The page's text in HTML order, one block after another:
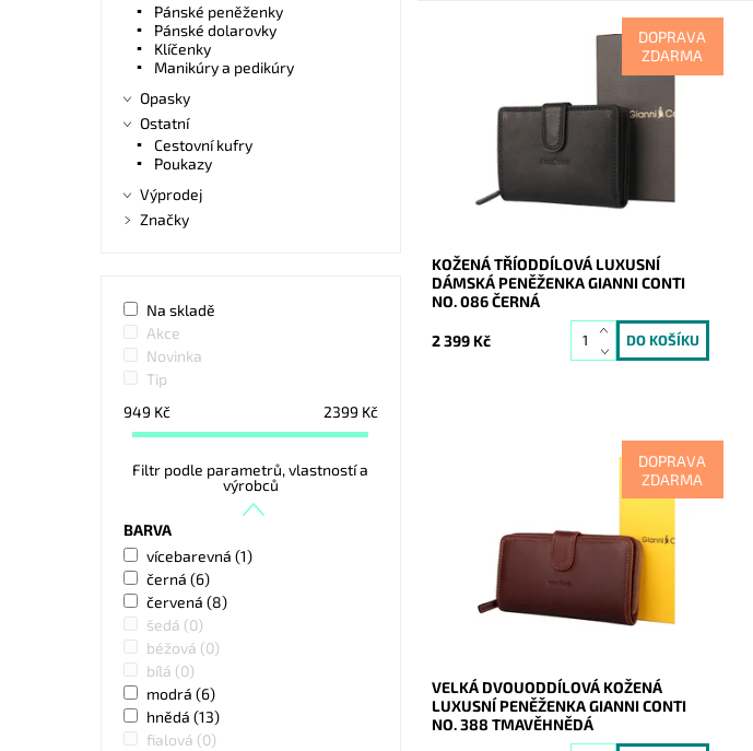
DOPRAVA
ZDARMA
Dopřejte si a svým financím luxus
peněženky Gianni Conti, která je pro
přehlednost rozdělena na tři
Dostupnost:
Gianni Conti
KOŽENÁ TŘÍODDÍLOVÁ LUXUSNÍ
DÁMSKÁ PENĚŽENKA GIANNI CONTI
NO. 086 ČERNÁ
2 399 Kč
DOPRAVA
ZDARMA
Líbí se Vám mít doklady, peníze a
v bezpečí? Ideální volbou je pro Vás
tato velká dvouoddílová tmavěhnědá...
Dostupnost:
Skladem
Značka:
Gianni Conti
VELKÁ DVOUODDÍLOVÁ KOŽENÁ
LUXUSNÍ PENĚŽENKA GIANNI CONTI
NO. 388 TMAVĚHNĚDÁ
Pánské peněženky
Pánské dolarovky
Klíčenky
Manikúry a pedikúry
Opasky
Ostatní
Cestovní kufry
Poukazy
Výprodej
Značky
Na skladě
Akce
Novinka
Tip
949 Kč 2399 Kč
Filtr podle parametrů, vlastností a
výrobců
BARVA
vícebarevná (1)
černá (6)
červená (8)
šedá (0)
béžová (0)
bílá (0)
modrá (6)
hnědá (13)
fialová (0)